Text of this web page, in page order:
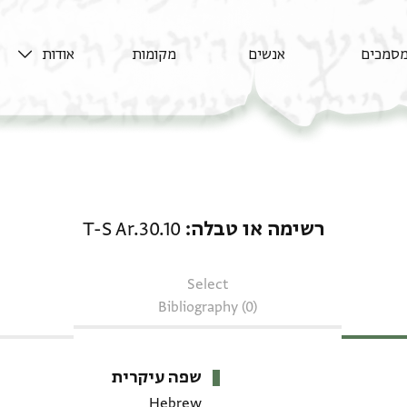
מסמכים אנשים מקומות אודות
רשימה או טבלה T-S Ar.30.10
Select
Bibliography (0)
שפה עיקרית